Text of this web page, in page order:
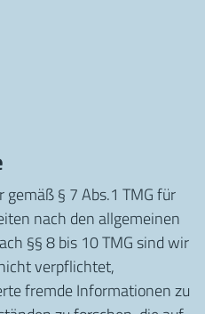
§ 7 Abs.1 TMG für
nach den allgemeinen
§§ 8 bis 10 TMG sind wir
verpflichtet,
fremde Informationen zu